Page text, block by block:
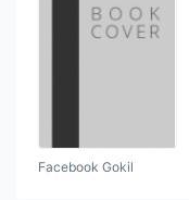
Facebook Gokil